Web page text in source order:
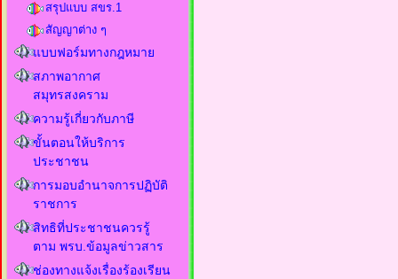
สรุปแบบ สขร.1
สัญญาต่าง ๆ
แบบฟอร์มทางกฎหมาย
สภาพอากาศ
สมุทรสงคราม
ความรู้เกี่ยวกับภาษี
ขั้นตอนให้บริการ
ประชาชน
การมอบอำนาจการปฏิบัติ
ราชการ
สิทธิที่ประชาชนควรรู้
ตาม พรบ.ข้อมูลข่าวสาร
ช่องทางแจ้งเรื่องร้องเรียน